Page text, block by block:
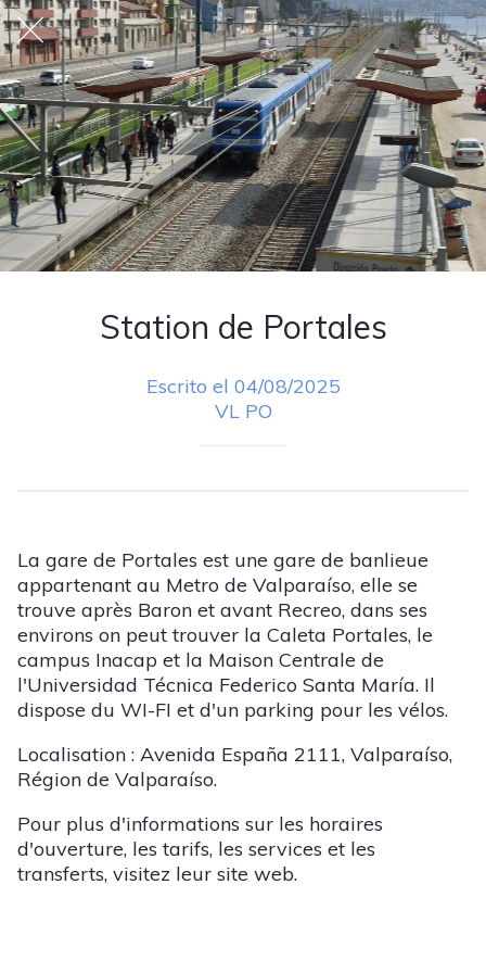
Station de Portales
Escrito el 04/08/2025
VL PO
La gare de Portales est une gare de banlieue
appartenant au Metro de Valparaíso, elle se
trouve après Baron et avant Recreo, dans ses
environs on peut trouver la Caleta Portales, le
campus Inacap et la Maison Centrale de
l'Universidad Técnica Federico Santa María. Il
dispose du WI-FI et d'un parking pour les vélos.
Localisation : Avenida España 2111, Valparaíso,
Région de Valparaíso.
Pour plus d'informations sur les horaires
d'ouverture, les tarifs, les services et les
transferts, visitez leur site web.